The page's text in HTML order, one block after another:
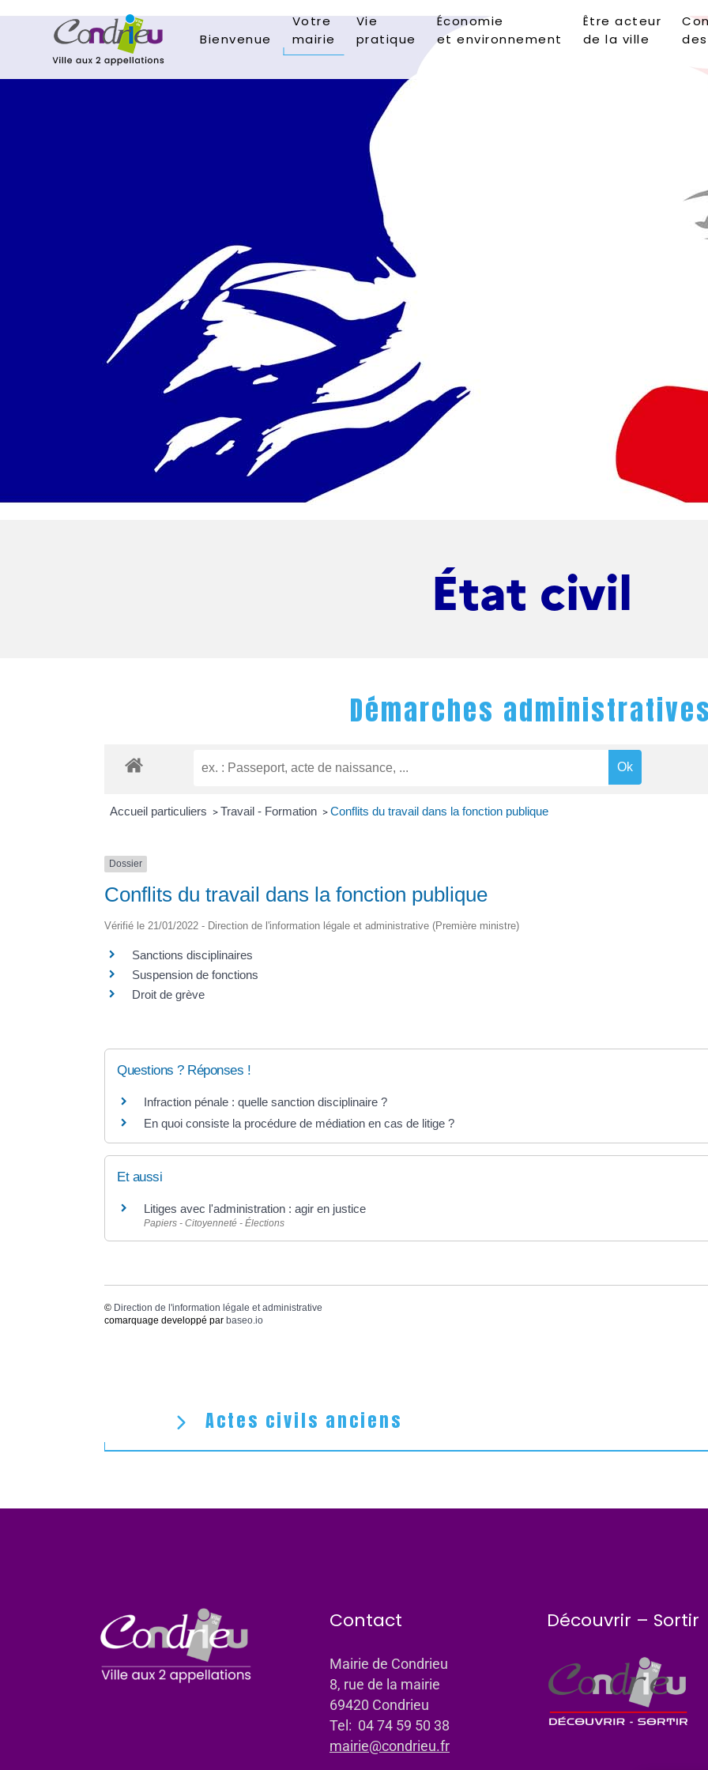
Bienvenue
Votre
mairie
Vie
pratique
Économie
et environnement
Être acteur
de la ville
État civil
Démarches
Accueil particuliers > Travail - Formation > Conflits du travail dans la fonction publique
Dossier
Conflits du travail dans la fonction publique
Vérifié le 21/01/2022 - Direction de l'information légale et administrative (Première ministre)
Sanctions disciplinaires
Suspension de fonctions
Droit de grève
Questions ? Réponses !
Infraction pénale : quelle sanction disciplinaire ?
En quoi consiste la procédure de médiation en cas de litige ?
Et aussi
Litiges avec l'administration : agir en justice
Papiers - Citoyenneté - Élections
© Direction de l'information légale et administrative
comarquage developpé par baseo.io
Actes civils anciens
Contact
Mairie de Condrieu
8, rue de la mairie
69420 Condrieu
Tel: 04 74 59 50 38
mairie@condrieu.fr
Découvrir – Sortir